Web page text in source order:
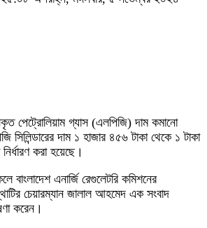
পেট্রোলিয়াম গ্যাস (এলপিজি) দাম কমানো
দাম ১ হাজার ৪৫৬ টাকা থেকে ১ টাকা
করা হয়েছে।
বাংলাদেশ এনার্জি রেগুলেটরি কমিশনের
চেয়ারম্যান জালাল আহমেদ এক সংবাদ
করেন।